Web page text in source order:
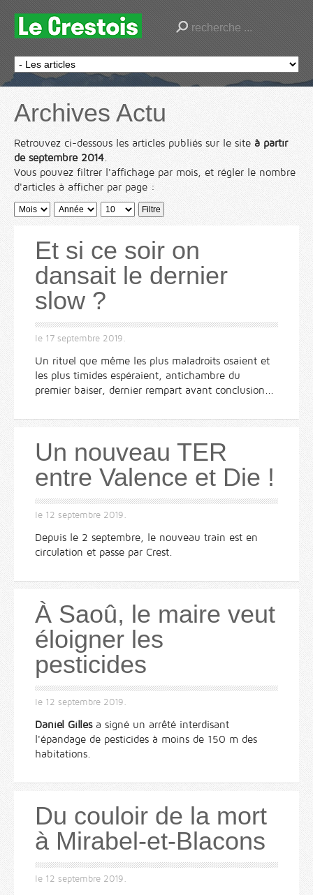
Archives Actu
Retrouvez ci-dessous les articles publiés sur le site à partir
de septembre 2014
Vous pouvez filtrer l'affichage par mois, et régler le nombre
d'articles à afficher par page :
Filtre
Et si ce soir on
dansait le dernier
slow ?
le 17 septembre 2019.
Un rituel que même les plus maladroits osaient et
les plus timides espéraient, antichambre du
premier baiser, dernier rempart avant conclusion...
Un nouveau TER
entre Valence et Die !
le 12 septembre 2019.
Depuis le 2 septembre, le nouveau train est en
circulation et passe par Crest.
À Saoû, le maire veut
éloigner les
pesticides
le 12 septembre 2019.
Daniel Gillesa signé un arrêté interdisant
l'épandage de pesticides à moins de 150 m des
habitations.
Du couloir de la mort
à Mirabel-et-Blacons
le 12 septembre 2019.